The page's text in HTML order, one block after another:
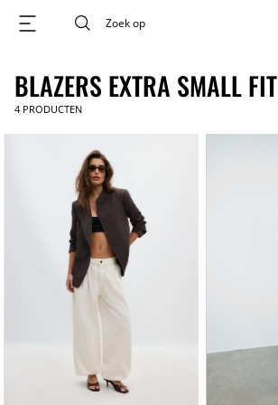
BLAZERS EXTRA SMALL FIT
4 PRODUCTEN